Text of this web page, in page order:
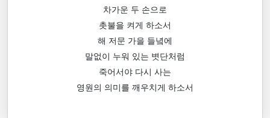
차가운 두 손으로
촛불을 켜게 하소서
해 저문 가을 들녘에
말없이 누워 있는 볏단처럼
죽어서야 다시 사는
영원의 의미를 깨우치게 하소서